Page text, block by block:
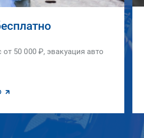
50 000 ₽, эвакуация авто